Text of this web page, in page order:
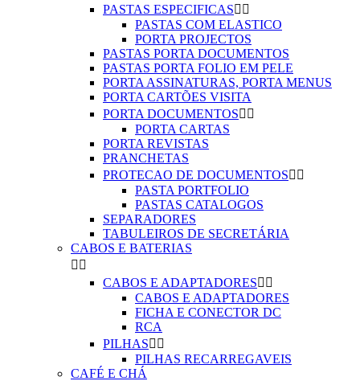
PASTAS ESPECIFICAS 
PASTAS COM ELASTICO
PORTA PROJECTOS
PASTAS PORTA DOCUMENTOS
PASTAS PORTA FOLIO EM PELE
PORTA ASSINATURAS, PORTA MENUS
PORTA CARTÕES VISITA
PORTA DOCUMENTOS 
PORTA CARTAS
PORTA REVISTAS
PRANCHETAS
PROTECAO DE DOCUMENTOS 
PASTA PORTFOLIO
PASTAS CATALOGOS
SEPARADORES
TABULEIROS DE SECRETÁRIA
CABOS E BATERIAS
 
CABOS E ADAPTADORES 
CABOS E ADAPTADORES
FICHA E CONECTOR DC
RCA
PILHAS 
PILHAS RECARREGAVEIS
CAFÉ E CHÁ